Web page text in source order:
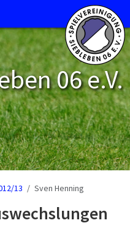
06 e.V.
13 Sven Henning